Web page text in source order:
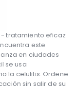
tratamiento eficaz
este
en ciudades
se usa
la celulitis. Ordene
sin salir de su